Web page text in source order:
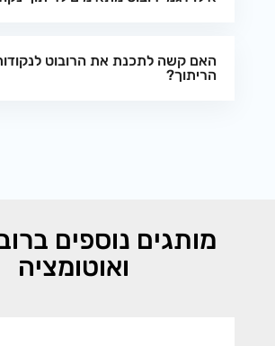
האם קשה לתכנת את הרובוט
הריתוך?
מותגים נוספים
ואוטומציה